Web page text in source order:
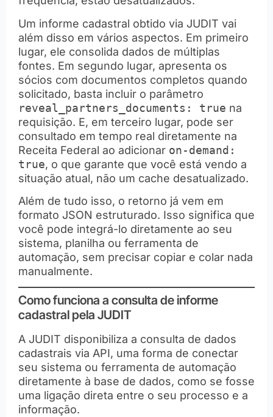
Um informe cadastral obtido via JUDIT vai
além disso em vários aspectos. Em primeiro
lugar, ele consolida dados de múltiplas
fontes. Em segundo lugar, apresenta os
sócios com documentos completos quando
solicitado, basta incluir o parâmetro
reveal_partners_documents: true na
requisição. E, em terceiro lugar, pode ser
consultado em tempo real diretamente na
Receita Federal ao adicionar on-demand:
true, o que garante que você está vendo a
situação atual, não um cache desatualizado.
Além de tudo isso, o retorno já vem em
formato JSON estruturado. Isso significa que
você pode integrá-lo diretamente ao seu
sistema, planilha ou ferramenta de
automação, sem precisar copiar e colar nada
manualmente.
Como funciona a consulta de informe
cadastral pela JUDIT
A JUDIT disponibiliza a consulta de dados
cadastrais via API, uma forma de conectar
seu sistema ou ferramenta de automação
diretamente à base de dados, como se fosse
uma ligação direta entre o seu processo e a
informação.